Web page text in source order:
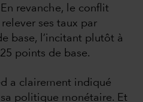
revanche, le conflit
ses taux par
base, l’incitant plutôt à
points de base.
a clairement indiqué
politique monétaire. Et